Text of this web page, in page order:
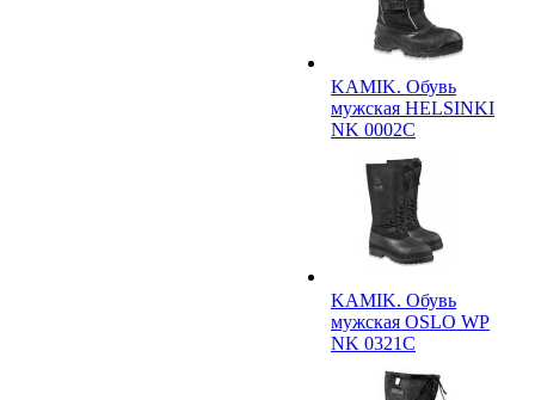
KAMIK. Обувь
мужская HELSINKI
NK 0002C
KAMIK. Обувь
мужская OSLO WP
NK 0321C